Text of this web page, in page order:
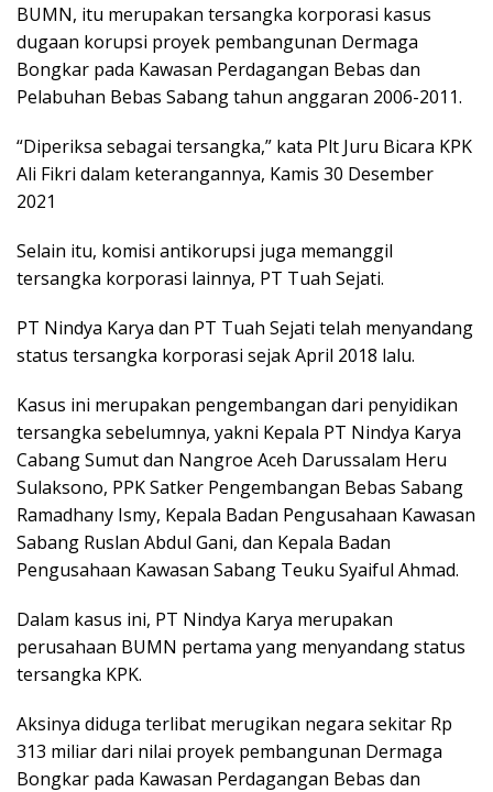
BUMN, itu merupakan tersangka korporasi kasus
dugaan korupsi proyek pembangunan Dermaga
Bongkar pada Kawasan Perdagangan Bebas dan
Pelabuhan Bebas Sabang tahun anggaran 2006-2011.
“Diperiksa sebagai tersangka,” kata Plt Juru Bicara KPK
Ali Fikri dalam keterangannya, Kamis 30 Desember
2021
Selain itu, komisi antikorupsi juga memanggil
tersangka korporasi lainnya, PT Tuah Sejati.
PT Nindya Karya dan PT Tuah Sejati telah menyandang
status tersangka korporasi sejak April 2018 lalu.
Kasus ini merupakan pengembangan dari penyidikan
tersangka sebelumnya, yakni Kepala PT Nindya Karya
Cabang Sumut dan Nangroe Aceh Darussalam Heru
Sulaksono, PPK Satker Pengembangan Bebas Sabang
Ramadhany Ismy, Kepala Badan Pengusahaan Kawasan
Sabang Ruslan Abdul Gani, dan Kepala Badan
Pengusahaan Kawasan Sabang Teuku Syaiful Ahmad.
Dalam kasus ini, PT Nindya Karya merupakan
perusahaan BUMN pertama yang menyandang status
tersangka KPK.
Aksinya diduga terlibat merugikan negara sekitar Rp
313 miliar dari nilai proyek pembangunan Dermaga
Bongkar pada Kawasan Perdagangan Bebas dan